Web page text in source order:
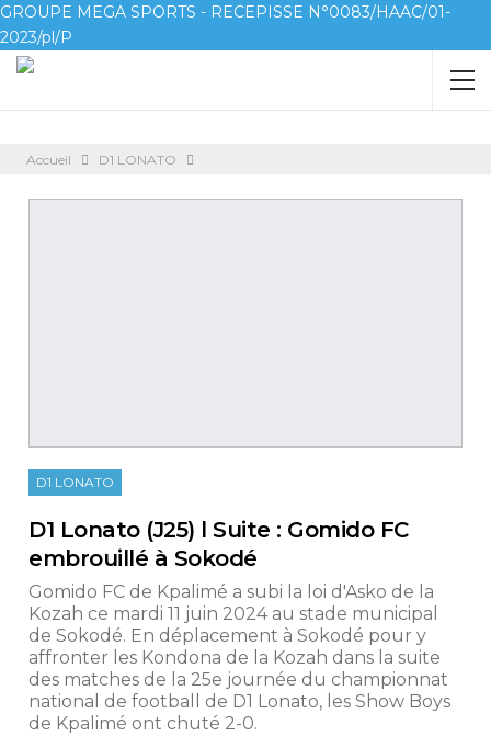
GROUPE MEGA SPORTS - RECEPISSE N°0083/HAAC/01-
2023/pl/P
Accueil D1 LONATO
D1 LONATO
D1 Lonato (J25) l Suite : Gomido FC
embrouillé à Sokodé
Gomido FC de Kpalimé a subi la loi d'Asko de la
Kozah ce mardi 11 juin 2024 au stade municipal
de Sokodé. En déplacement à Sokodé pour y
affronter les Kondona de la Kozah dans la suite
des matches de la 25e journée du championnat
national de football de D1 Lonato, les Show Boys
de Kpalimé ont chuté 2-0.